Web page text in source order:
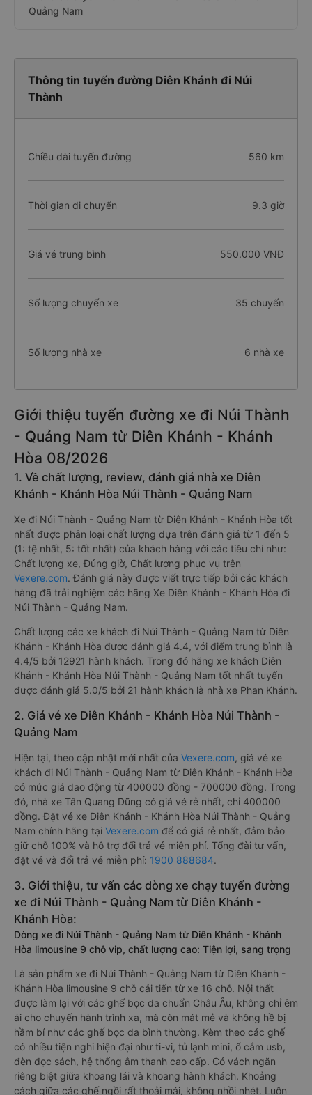
Quảng Nam
Thông tin tuyến đường Diên Khánh đi Núi
Thành
Chiều dài tuyến đường 560 km
Thời gian di chuyển 9.3 giờ
Giá vé trung bình 550.000 VNĐ
Số lượng chuyến xe 35 chuyến
Số lượng nhà xe 6 nhà xe
Giới thiệu tuyến đường xe đi Núi Thành
- Quảng Nam từ Diên Khánh - Khánh
Hòa 08/2026
1. Về chất lượng, review, đánh giá nhà xe Diên
Khánh - Khánh Hòa Núi Thành - Quảng Nam
Xe đi Núi Thành - Quảng Nam từ Diên Khánh - Khánh Hòa tốt
nhất được phân loại chất lượng dựa trên đánh giá từ 1 đến 5
(1: tệ nhất, 5: tốt nhất) của khách hàng với các tiêu chí như:
Chất lượng xe, Đúng giờ, Chất lượng phục vụ trên
Vexere.com. Đánh giá này được viết trực tiếp bởi các khách
hàng đã trải nghiệm các hãng Xe Diên Khánh - Khánh Hòa đi
Núi Thành - Quảng Nam.
Chất lượng các xe khách đi Núi Thành - Quảng Nam từ Diên
Khánh - Khánh Hòa được đánh giá 4.4, với điểm trung bình là
4.4/5 bởi 12921 hành khách. Trong đó hãng xe khách Diên
Khánh - Khánh Hòa Núi Thành - Quảng Nam tốt nhất tuyến
được đánh giá 5.0/5 bởi 21 hành khách là nhà xe Phan Khánh.
2. Giá vé xe Diên Khánh - Khánh Hòa Núi Thành -
Quảng Nam
Hiện tại, theo cập nhật mới nhất của Vexere.com, giá vé xe
khách đi Núi Thành - Quảng Nam từ Diên Khánh - Khánh Hòa
có mức giá dao động từ 400000 đồng - 700000 đồng. Trong
đó, nhà xe Tân Quang Dũng có giá vé rẻ nhất, chỉ 400000
đồng. Đặt vé xe Diên Khánh - Khánh Hòa Núi Thành - Quảng
Nam chính hãng tại Vexere.com để có giá rẻ nhất, đảm bảo
giữ chỗ 100% và hỗ trợ đổi trả vé miễn phí. Tổng đài tư vấn,
đặt vé và đổi trả vé miễn phí: 1900 888684.
3. Giới thiệu, tư vấn các dòng xe chạy tuyến đường
xe đi Núi Thành - Quảng Nam từ Diên Khánh -
Khánh Hòa:
Dòng xe đi Núi Thành - Quảng Nam từ Diên Khánh - Khánh
Hòa limousine 9 chỗ vip, chất lượng cao: Tiện lợi, sang trọng
Là sản phẩm xe đi Núi Thành - Quảng Nam từ Diên Khánh -
Khánh Hòa limousine 9 chỗ cải tiến từ xe 16 chỗ. Nội thất
được làm lại với các ghế bọc da chuẩn Châu Âu, không chỉ êm
ái cho chuyến hành trình xa, mà còn mát mẻ và không hề bị
hầm bí như các ghế bọc da bình thường. Kèm theo các ghế
có nhiều tiện nghi hiện đại như ti-vi, tủ lạnh mini, ổ cắm usb,
đèn đọc sách, hệ thống âm thanh cao cấp. Có vách ngăn
riêng biệt giữa khoang lái và khoang hành khách. Khoảng
cách giữa các ghế ngồi rất thoải mái, không nhồi nhét. Luôn